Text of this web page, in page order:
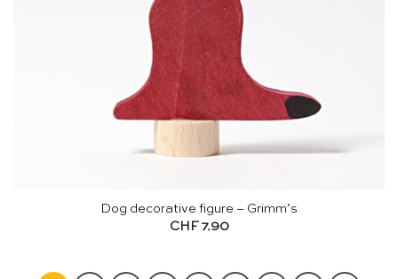
Dog decorative figure – Grimm’s
CHF7.90